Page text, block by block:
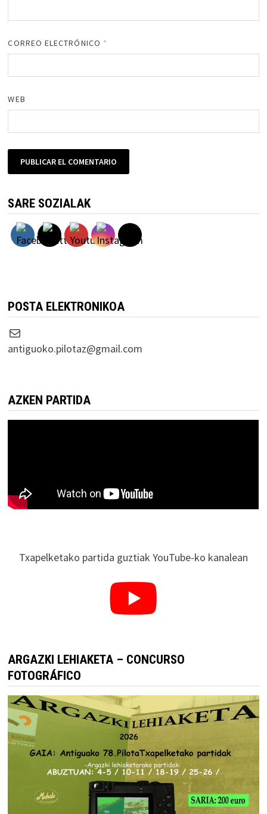
CORREO ELECTRÓNICO *
WEB
SARE SOZIALAK
POSTA ELEKTRONIKOA
Correo electrónico
antiguoko.pilotaz@gmail.com
AZKEN PARTIDA
Txapelketako partida guztiak YouTube-ko kanalean
ARGAZKI LEHIAKETA – CONCURSO
FOTOGRÁFICO